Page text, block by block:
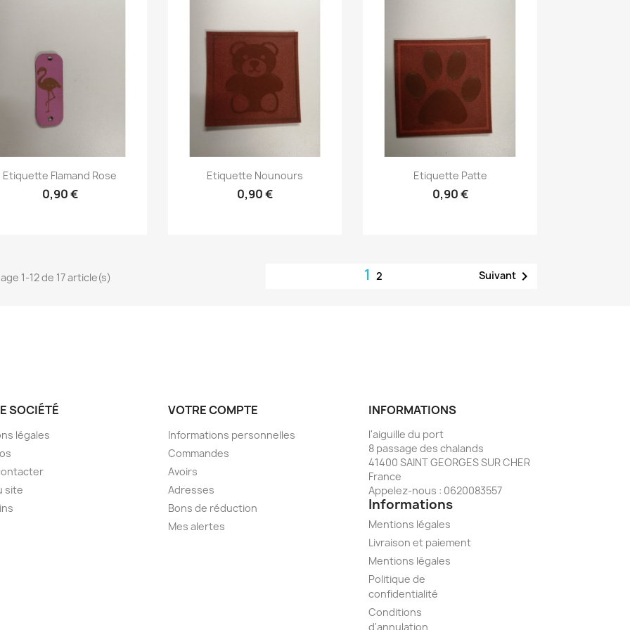
Aperçu rapide
Etiquette Flamand Rose
0,90 €
Aperçu rapide
Etiquette Nounours
0,90 €
Aperçu rapide
Etiquette Patte
0,90 €
1-12 de 17 article(s) 12 Suivant
SOCIÉTÉ
légales
site
VOTRE COMPTE
Informations personnelles
Commandes
Avoirs
Adresses
Bons de réduction
Mes alertes
INFORMATIONS
l'aiguille du port
8 passage des chalands
41400 SAINT GEORGES SUR CHER
France
Appelez-nous : 0620083557
Informations
Mentions légales
Livraison et paiement
Mentions légales
Politique de
confidentialité
Conditions
d'annulation